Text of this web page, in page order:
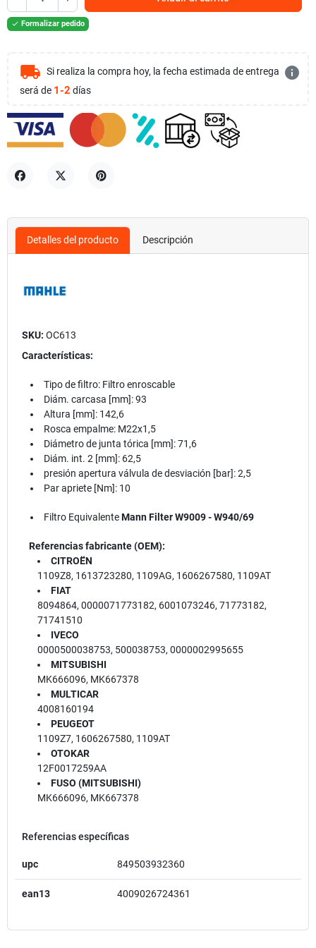
 Formalizar pedido
local_shipping Si realiza la compra hoy, la fecha estimada de entrega
será de 1-2 días
info
Detalles del producto Descripción
SKU: OC613
Características:
Tipo de filtro: Filtro enroscable
Diám. carcasa [mm]: 93
Altura [mm]: 142,6
Rosca empalme: M22x1,5
Diámetro de junta tórica [mm]: 71,6
Diám. int. 2 [mm]: 62,5
presión apertura válvula de desviación [bar]: 2,5
Par apriete [Nm]: 10
Filtro EquivalenteMann Filter W9009 -W940/69
Referencias fabricante (OEM):
CITROËN
1109Z8, 1613723280, 1109AG, 1606267580, 1109AT
FIAT
8094864, 0000071773182, 6001073246, 71773182,
71741510
IVECO
0000500038753, 500038753, 0000002995655
MITSUBISHI
MK666096, MK667378
MULTICAR
4008160194
PEUGEOT
1109Z7, 1606267580, 1109AT
OTOKAR
12F0017259AA
FUSO (MITSUBISHI)
MK666096, MK667378
Referencias específicas
upc 849503932360
ean13 4009026724361